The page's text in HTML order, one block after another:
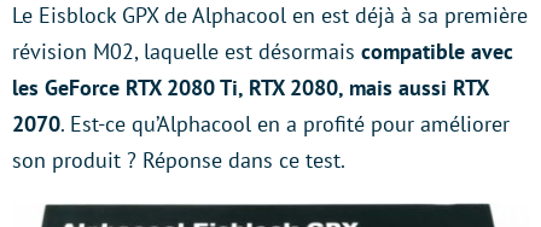
Le Eisblock GPX de Alphacool en est déjà à sa première
révision M02, laquelle est désormais compatible avec
les GeForce RTX 2080 Ti, RTX 2080, mais aussi RTX
2070. Est-ce qu’Alphacool en a profité pour améliorer
son produit ? Réponse dans ce test.